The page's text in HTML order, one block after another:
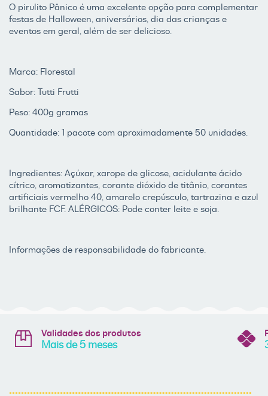
O pirulito Pânico é uma excelente opção para complementar
festas de Halloween, aniversários, dia das crianças e
eventos em geral, além de ser delicioso.
Marca: Florestal
Sabor: Tutti Frutti
Peso: 400g gramas
Quantidade: 1 pacote com aproximadamente 50 unidades.
Ingredientes: Açúxar, xarope de glicose, acidulante ácido
cítrico, aromatizantes, corante dióxido de titânio, corantes
artificiais vermelho 40, amarelo crepúsculo, tartrazina e azul
brilhante FCF. ALÉRGICOS: Pode conter leite e soja.
Informações de responsabilidade do fabricante.
Validades dos produtos
Mais de 5 meses